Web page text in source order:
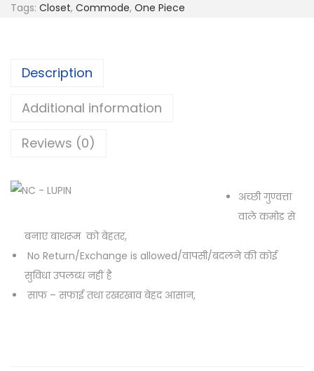
Tags: Closet, Commode, One Piece
Description
Additional information
Reviews (0)
अच्छी गुण्वत्ता
वाले कमोड से
बनाए बाथरूम को बेहतर,
No Return/Exchange is allowed/वापसी/बदलने की कोई
सुविधा उपलब्ध नहीं है
साफ – सफाई तथा रखरखाव बेहद आसान,